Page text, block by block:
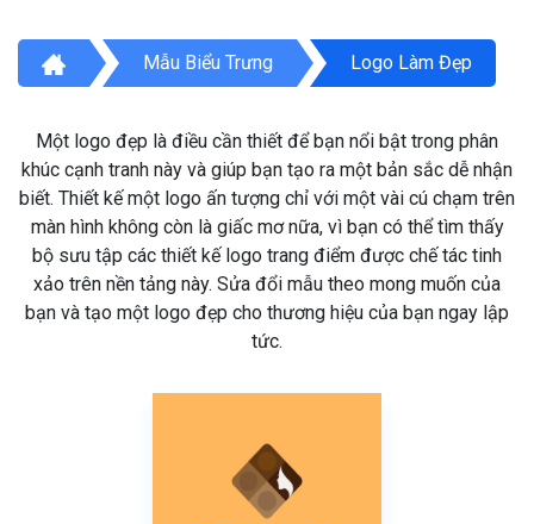
Mẫu Biểu Trưng Logo Làm Đẹp
Một logo đẹp là điều cần thiết để bạn nổi bật trong phân
khúc cạnh tranh này và giúp bạn tạo ra một bản sắc dễ nhận
biết. Thiết kế một logo ấn tượng chỉ với một vài cú chạm trên
màn hình không còn là giấc mơ nữa, vì bạn có thể tìm thấy
bộ sưu tập các thiết kế logo trang điểm được chế tác tinh
xảo trên nền tảng này. Sửa đổi mẫu theo mong muốn của
bạn và tạo một logo đẹp cho thương hiệu của bạn ngay lập
tức.